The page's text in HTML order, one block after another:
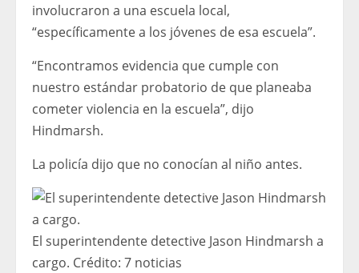
involucraron a una escuela local,
“específicamente a los jóvenes de esa escuela”.
“Encontramos evidencia que cumple con
nuestro estándar probatorio de que planeaba
cometer violencia en la escuela”, dijo
Hindmarsh.
La policía dijo que no conocían al niño antes.
El superintendente detective Jason Hindmarsh a
cargo. Crédito: 7 noticias